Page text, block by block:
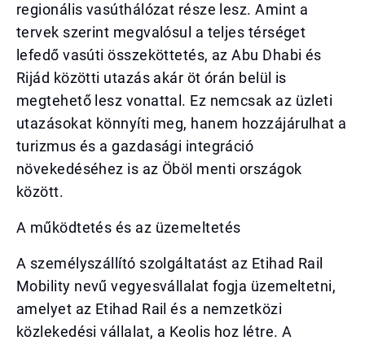
regionális vasúthálózat része lesz. Amint a
tervek szerint megvalósul a teljes térséget
lefedő vasúti összeköttetés, az Abu Dhabi és
Rijád közötti utazás akár öt órán belül is
megtehető lesz vonattal. Ez nemcsak az üzleti
utazásokat könnyíti meg, hanem hozzájárulhat a
turizmus és a gazdasági integráció
növekedéséhez is az Öböl menti országok
között.
A működtetés és az üzemeltetés
A személyszállító szolgáltatást az Etihad Rail
Mobility nevű vegyesvállalat fogja üzemeltetni,
amelyet az Etihad Rail és a nemzetközi
közlekedési vállalat, a Keolis hoz létre. A